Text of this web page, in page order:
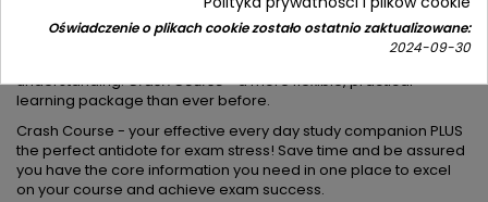
access to the complete, downloadable digital version version
via Student Consult. Search, read and revise whilst on the move
understanding.Crash Course- a more flexible, practical
learning package than ever before.
Crash Course - your effective every day study companion PLUS
the perfect antidote for exam stress! Save time and be assured
you have the core information you need in one place to excel
on your course and achieve exam success.
Oświadczenie o plikach cookie zostało ostatnio zaktualizowane:
2024-09-30